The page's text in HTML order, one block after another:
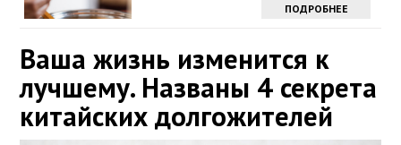
ПОДРОБНЕЕ
Ваша жизнь изменится к
лучшему. Названы 4 секрета
китайских долгожителей